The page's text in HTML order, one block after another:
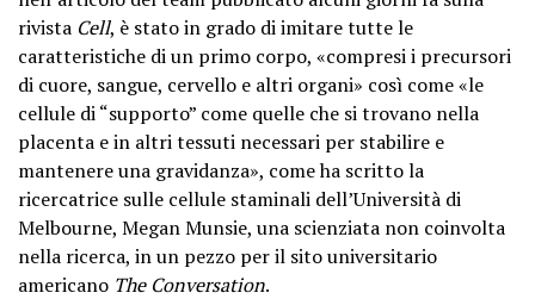
rivista Cell, è stato in grado di imitare tutte le
caratteristiche di un primo corpo, «compresi i precursori
di cuore, sangue, cervello e altri organi» così come «le
cellule di “supporto” come quelle che si trovano nella
placenta e in altri tessuti necessari per stabilire e
mantenere una gravidanza», come ha scritto la
ricercatrice sulle cellule staminali dell’Università di
Melbourne, Megan Munsie, una scienziata non coinvolta
nella ricerca, in un pezzo per il sito universitario
americano The Conversation.